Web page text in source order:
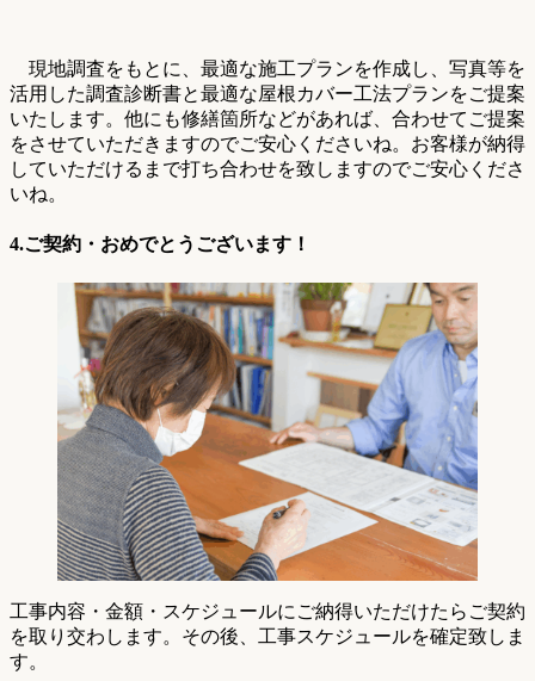
現地調査をもとに、最適な施工プランを作成し、写真等を
活用した調査診断書と最適な屋根カバー工法プランをご提案
いたします。他にも修繕箇所などがあれば、合わせてご提案
をさせていただきますのでご安心くださいね。お客様が納得
していただけるまで打ち合わせを致しますのでご安心くださ
いね。
4.ご契約・おめでとうございます！
工事内容・金額・スケジュールにご納得いただけたらご契約
を取り交わします。その後、工事スケジュールを確定致しま
す。